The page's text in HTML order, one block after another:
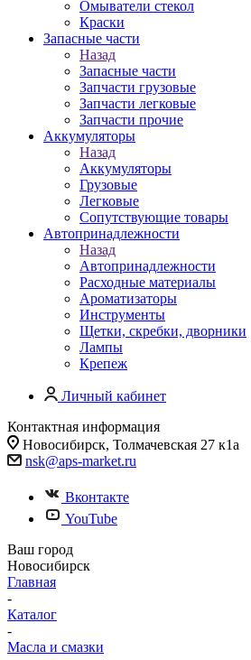
Омыватели стекол
Краски
Запасные части
Назад
Запасные части
Запчасти грузовые
Запчасти легковые
Запчасти прочие
Аккумуляторы
Назад
Аккумуляторы
Грузовые
Легковые
Сопутствующие товары
Автопринадлежности
Назад
Автопринадлежности
Расходные материалы
Ароматизаторы
Инструменты
Щетки, скребки, дворники
Лампы
Крепеж
Личный кабинет
Контактная информация
Новосибирск, Толмачевская 27 к1а
nsk@aps-market.ru
Вконтакте
YouTube
Ваш город
Новосибирск
Главная
-
Каталог
-
Масла и смазки